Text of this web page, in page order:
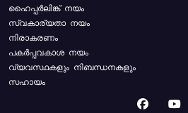
ഹൈപ്പർലിങ്ക് നയം
സ്വകാര്യതാ നയം
നിരാകരണം
പകർപ്പവകാശ നയം
വ്യവസ്ഥകളും നിബന്ധനകളും
സഹായം